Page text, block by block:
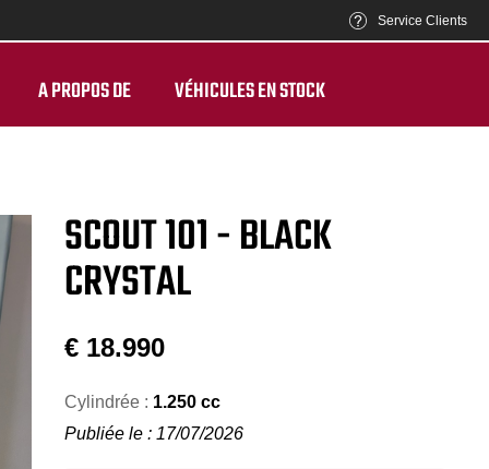
Service Clients
A PROPOS DE VÉHICULES EN STOCK
SCOUT 101 - BLACK
CRYSTAL
€ 18.990
Cylindrée : 1.250 cc
Publiée le : 17/07/2026